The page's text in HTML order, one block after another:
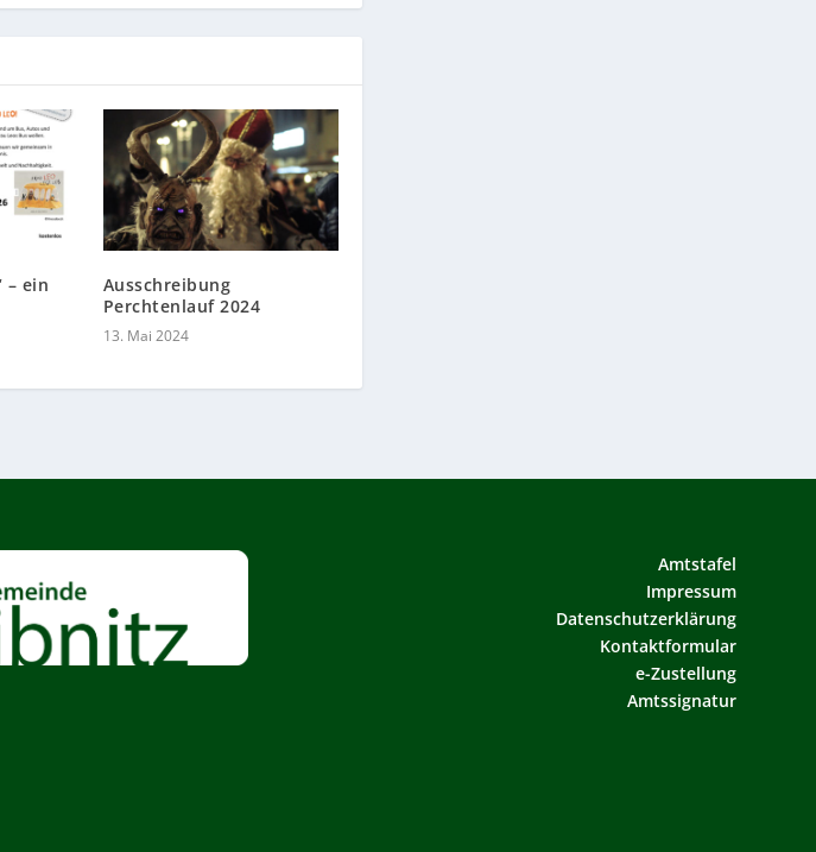
– ein
Ausschreibung
Perchtenlauf 2024
13. Mai 2024
Amtstafel
Impressum
Datenschutzerklärung
Kontaktformular
e-Zustellung
Amtssignatur